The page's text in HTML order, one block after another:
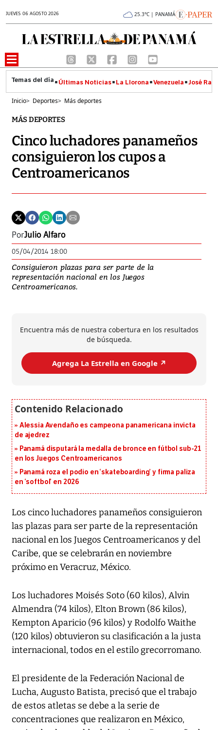
JUEVES 06 AGOSTO 2026 25.3°C | PANAMÁ
Últimas Noticias La Llorona Venezuela José
Inicio> Deportes> Más deportes
MÁS DEPORTES
Cinco luchadores panameños
consiguieron los cupos a
Centroamericanos
PorJulio Alfaro
05/04/2014 18:00
Consiguieron plazas para ser parte de la
representación nacional en los Juegos
Centroamericanos.
Encuentra más de nuestra cobertura en los resultados
de búsqueda.
Agrega La Estrella en Google ↗️
Alessia Avendaño es campeona panamericana invicta
de ajedrez
Panamá disputará la medalla de bronce en fútbol sub-21
en los Juegos Centroamericanos
Panamá roza el podio en ‘skateboarding’ y firma paliza
en ‘softbol’ en 2026
Los cinco luchadores panameños consiguieron
las plazas para ser parte de la representación
nacional en los Juegos Centroamericanos y del
Caribe, que se celebrarán en noviembre
próximo en Veracruz, México.
Los luchadores Moisés Soto (60 kilos), Alvin
Almendra (74 kilos), Elton Brown (86 kilos),
Kempton Aparicio (96 kilos) y Rodolfo Waithe
(120 kilos) obtuvieron su clasificación a la justa
internacional, todos en el estilo grecorromano.
El presidente de la Federación Nacional de
Lucha, Augusto Batista, precisó que el trabajo
de estos atletas se debe a la serie de
concentraciones que realizaron en México,